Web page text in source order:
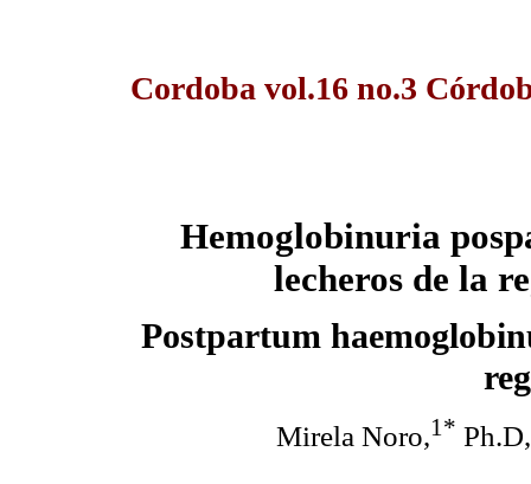
Cordoba vol.16 no.3
Hemoglobinuria
lecheros de la
Postpartum
Mirela Noro,1*